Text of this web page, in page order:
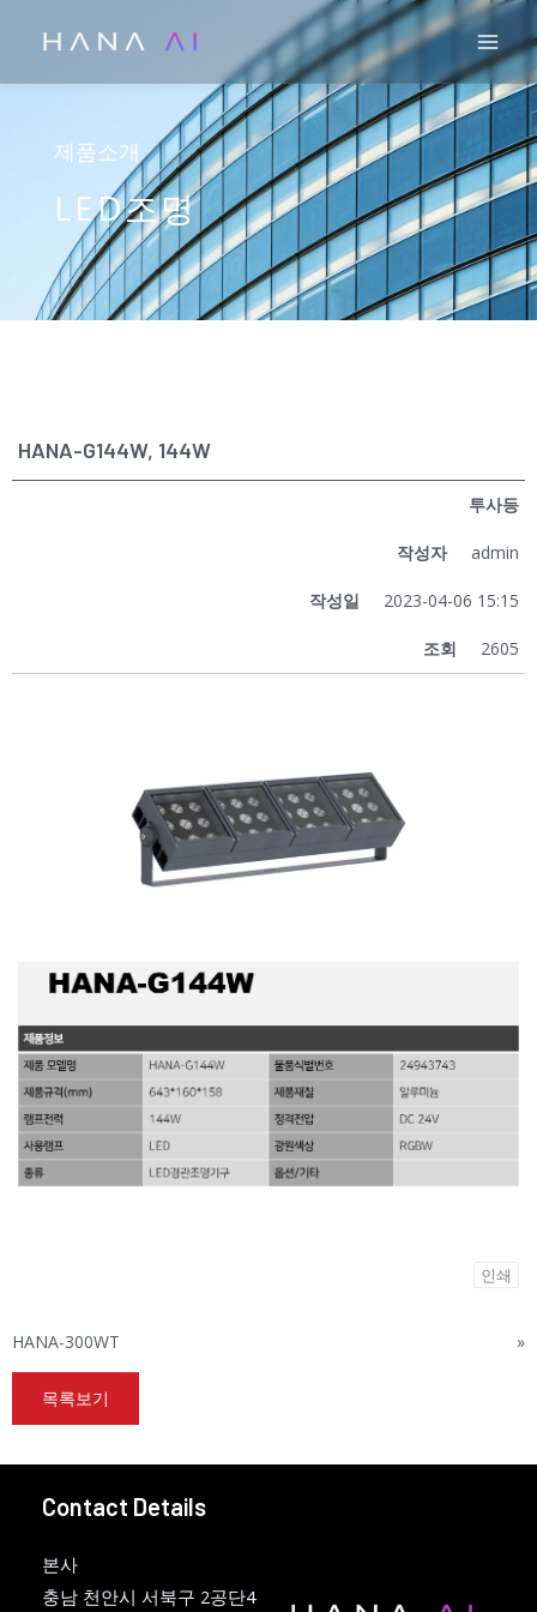
츠
제품소개
LED조명
HANA-G144W, 144W
투사등
작성자 admin
작성일 2023-04-06 15:15
조회 2605
인쇄
HANA-300WT »
목록보기
Contact Details
본사
충남 천안시 서북구 2공단4